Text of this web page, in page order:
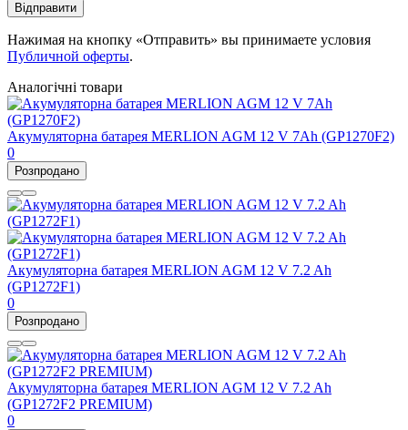
Відправити
Нажимая на кнопку «Отправить» вы принимаете условия
Публичной оферты.
Аналогічні товари
Акумуляторна батарея MERLION AGM 12 V 7Ah (GP1270F2)
0
Розпродано
Акумуляторна батарея MERLION AGM 12 V 7.2 Ah
(GP1272F1)
0
Розпродано
Акумуляторна батарея MERLION AGM 12 V 7.2 Ah
(GP1272F2 PREMIUM)
0